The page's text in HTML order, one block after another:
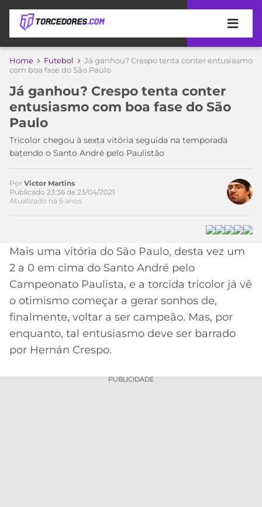
APOSTAS
DE
APOSTA
MELHORES
SITES
DE
APOSTAS
2026
BETBOOM
CÓDIGO
DE
INDICAÇÃO
BET365
CÓDIGO
COPA
DO
MUNDO
TIMES
MEU
TIME
PALMEIRAS
CORINTHIANS
SÃO
PAULO
CAMPEONATOS
SÉRIE
LIBERTADORES
COPA
DO
BRASIL
ESPORTIVA
MERCADO
DA
BOLA
PALPITES
Home Futebol
Já ganhou? Crespo tenta conter entusiasmo
com boa fase do São Paulo
Já ganhou? Crespo tenta conter
entusiasmo com boa fase do São
Paulo
Tricolor chegou à sexta vitória seguida na temporada
batendo o Santo André pelo Paulistão
Por Victor Martins
Publicado 23:36 de 23/04/2021
Atualizado há 5 anos
Mais uma vitória do São Paulo, desta vez um
2 a 0 em cima do Santo André pelo
Campeonato Paulista, e a torcida tricolor já vê
o otimismo começar a gerar sonhos de,
finalmente, voltar a ser campeão. Mas, por
enquanto, tal entusiasmo deve ser barrado
por Hernán Crespo.
PUBLICIDADE